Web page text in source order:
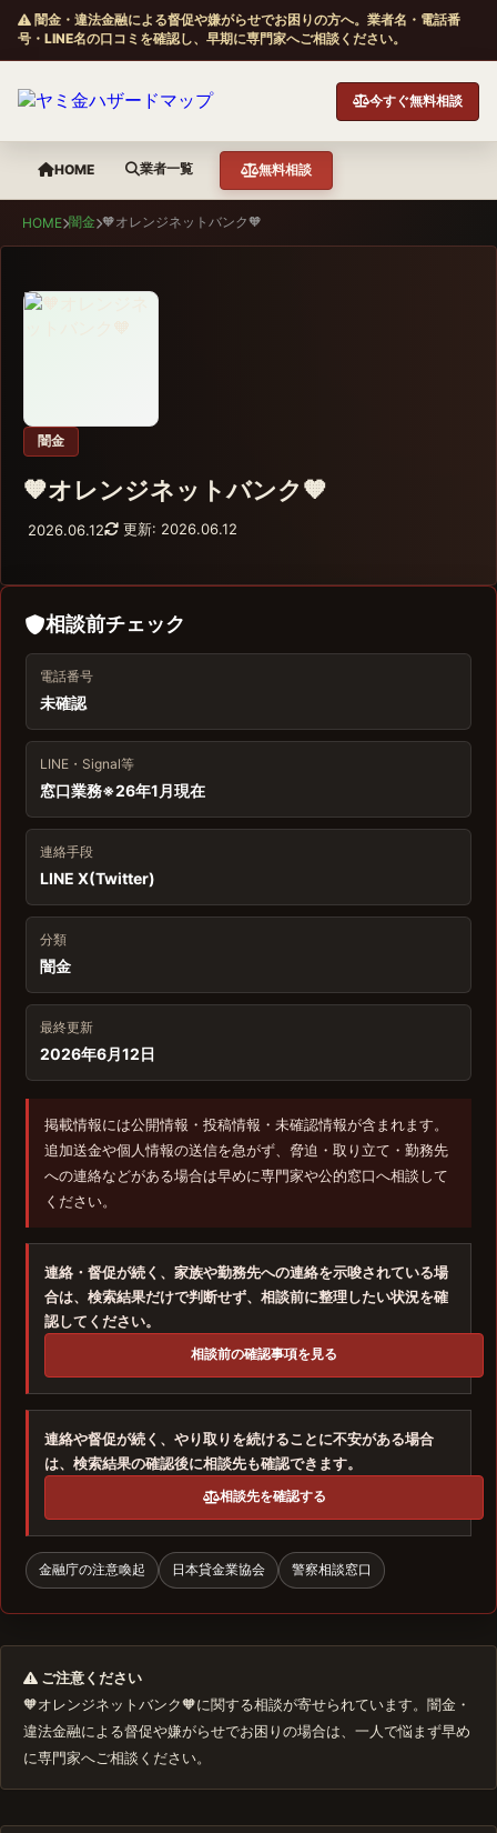
闇金・違法金融による督促や嫌がらせでお困りの方へ。業者名・電話番
号・LINE名の口コミを確認し、早期に専門家へご相談ください。
今すぐ無料相談
HOME 業者一覧 無料相談
HOME 闇金 🧡オレンジネットバンク🧡
闇金
🧡オレンジネットバンク🧡
2026.06.12 更新: 2026.06.12
相談前チェック
電話番号
未確認
LINE・Signal等
窓口業務※26年1月現在
連絡手段
LINE X(Twitter)
分類
闇金
最終更新
2026年6月12日
掲載情報には公開情報・投稿情報・未確認情報が含まれます。
追加送金や個人情報の送信を急がず、脅迫・取り立て・勤務先
への連絡などがある場合は早めに専門家や公的窓口へ相談して
ください。
連絡・督促が続く、家族や勤務先への連絡を示唆されている場
合は、検索結果だけで判断せず、相談前に整理したい状況を確
認してください。
相談前の確認事項を見る
連絡や督促が続く、やり取りを続けることに不安がある場合
は、検索結果の確認後に相談先も確認できます。
相談先を確認する
金融庁の注意喚起 日本貸金業協会 警察相談窓口
ご注意ください
🧡オレンジネットバンク🧡に関する相談が寄せられています。闇金・
違法金融による督促や嫌がらせでお困りの場合は、一人で悩まず早め
に専門家へご相談ください。